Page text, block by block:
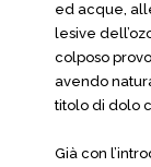
ed acque,
lesive
colposo
avendo
titolo di dolo
Già con